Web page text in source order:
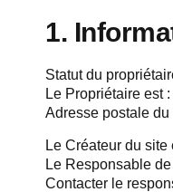
1.
Statut du
Le Propriétaire est
Adresse postale
Le Créateur du
Le Responsable
Contacter le